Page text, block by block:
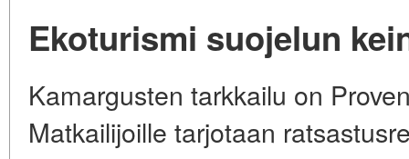
Ekoturismi suojelun
Kamargusten tarkkailu on
Matkailijoille tarjotaan